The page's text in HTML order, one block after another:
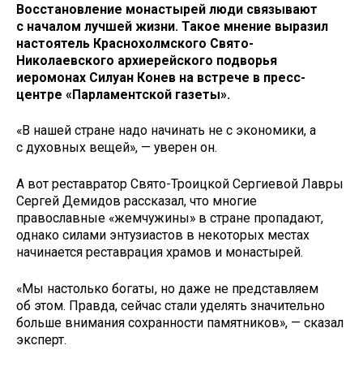
Восстановление монастырей люди связывают
с началом лучшей жизни. Такое мнение выразил
настоятель Краснохолмского Свято-
Николаевского архиерейского подворья
иеромонах Силуан Конев на встрече в пресс-
центре «Парламентской газеты».
«В нашей стране надо начинать не с экономики, а
с духовных вещей», — уверен он.
А вот реставратор Свято-Троицкой Сергиевой Лавры
Сергей Демидов рассказал, что многие
православные «жемчужины» в стране пропадают,
однако силами энтузиастов в некоторых местах
начинается реставрация храмов и монастырей.
«Мы настолько богаты, но даже не представляем
об этом. Правда, сейчас стали уделять значительно
больше внимания сохранности памятников», — сказал
эксперт.